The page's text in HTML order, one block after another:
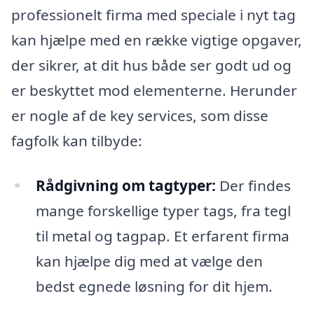
professionelt firma med speciale i nyt tag
kan hjælpe med en række vigtige opgaver,
der sikrer, at dit hus både ser godt ud og
er beskyttet mod elementerne. Herunder
er nogle af de key services, som disse
fagfolk kan tilbyde:
Rådgivning om tagtyper: Der findes
mange forskellige typer tags, fra tegl
til metal og tagpap. Et erfarent firma
kan hjælpe dig med at vælge den
bedst egnede løsning for dit hjem.